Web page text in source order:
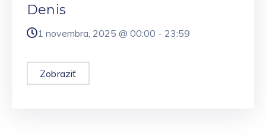
Denis
1 novembra, 2025 @ 00:00 - 23:59
Zobraziť